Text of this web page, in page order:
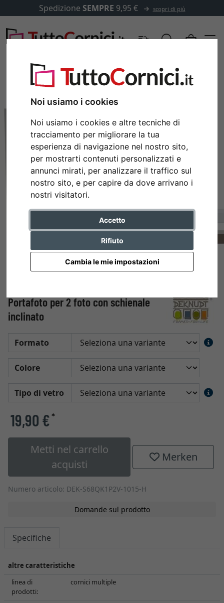
Noi usiamo i cookies
Noi usiamo i cookies e altre tecniche di
tracciamento per migliorare la tua
esperienza di navigazione nel nostro sito,
per mostrarti contenuti personalizzati e
annunci mirati, per analizzare il traffico sul
nostro sito, e per capire da dove arrivano i
nostri visitatori.
Accetto
Rifiuto
Cambia le mie impostazioni
Spedizione SEMPRE 9,95 € scopri di più
Portafoto per 2 foto con schienale
inclinato
Formato
Colore
Tipo di vetro
19,90 €*
Metti nel carrello
acquisti
Merken
Numero articolo: DEK-S68QK1P2V-1015-H
Domande sul prodotto
Specifiche
altre caratteristiche
linea di
prodotti:
cornici multiple